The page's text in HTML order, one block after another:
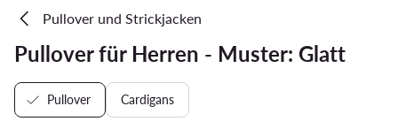
Pullover und Strickjacken
Pullover für Herren - Muster: Glatt
Pullover Cardigans